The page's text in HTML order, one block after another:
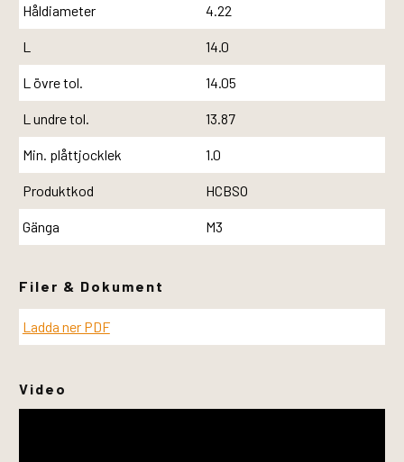
Håldiameter 4.22
L 14.0
L övre tol. 14.05
L undre tol. 13.87
Min. plåttjocklek 1.0
Produktkod HCBSO
Gänga M3
Filer & Dokument
Ladda ner PDF
Video